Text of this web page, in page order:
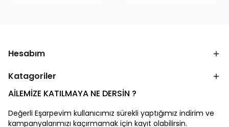
Hesabım
Katagoriler
AİLEMİZE KATILMAYA NE DERSİN ?
Değerli Eşarpevim kullanıcımız sürekli yaptığımız indirim ve
kampanyalarımızı kaçırmamak için kayıt olabilirsin.